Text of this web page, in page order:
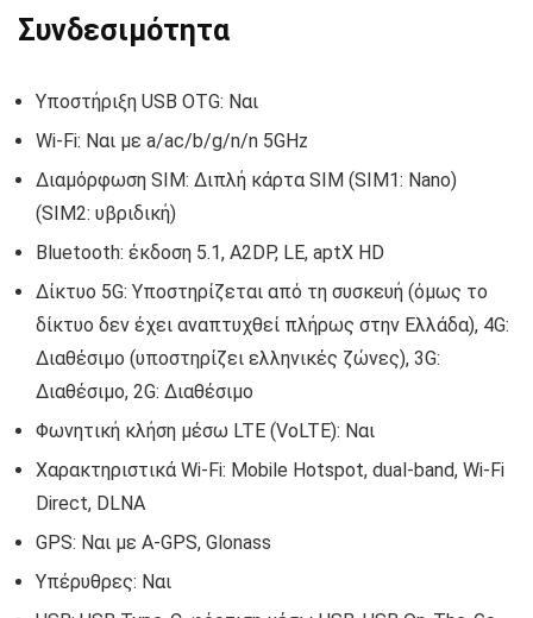
Συνδεσιμότητα
Υποστήριξη USB OTG: Ναι
Wi-Fi: Ναι με a/ac/b/g/n/n 5GHz
Διαμόρφωση SIM: Διπλή κάρτα SIM (SIM1: Nano)
(SIM2: υβριδική)
Bluetooth: έκδοση 5.1, A2DP, LE, aptX HD
Δίκτυο 5G: Υποστηρίζεται από τη συσκευή (όμως το
δίκτυο δεν έχει αναπτυχθεί πλήρως στην Ελλάδα), 4G:
Διαθέσιμο (υποστηρίζει ελληνικές ζώνες), 3G:
Διαθέσιμο, 2G: Διαθέσιμο
Φωνητική κλήση μέσω LTE (VoLTE): Ναι
Χαρακτηριστικά Wi-Fi: Mobile Hotspot, dual-band, Wi-Fi
Direct, DLNA
GPS: Ναι με A-GPS, Glonass
Υπέρυθρες: Ναι